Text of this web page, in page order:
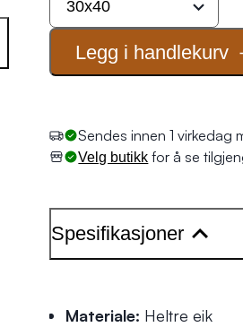
Legg i handlekurv
Sendes innen 1 virkedag
Velg butikk for å se
Spesifikasjoner
Materiale: Heltre eik